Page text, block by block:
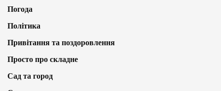
Погода
Політика
Привітання та поздоровлення
Просто про складне
Сад та город